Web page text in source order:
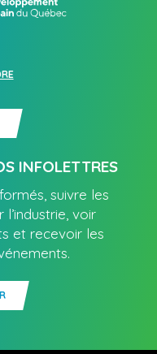
INFOLETTRES
suivre les
voir
et recevoir les